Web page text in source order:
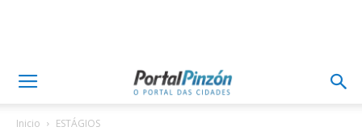
Inicio ESTÁGIOS